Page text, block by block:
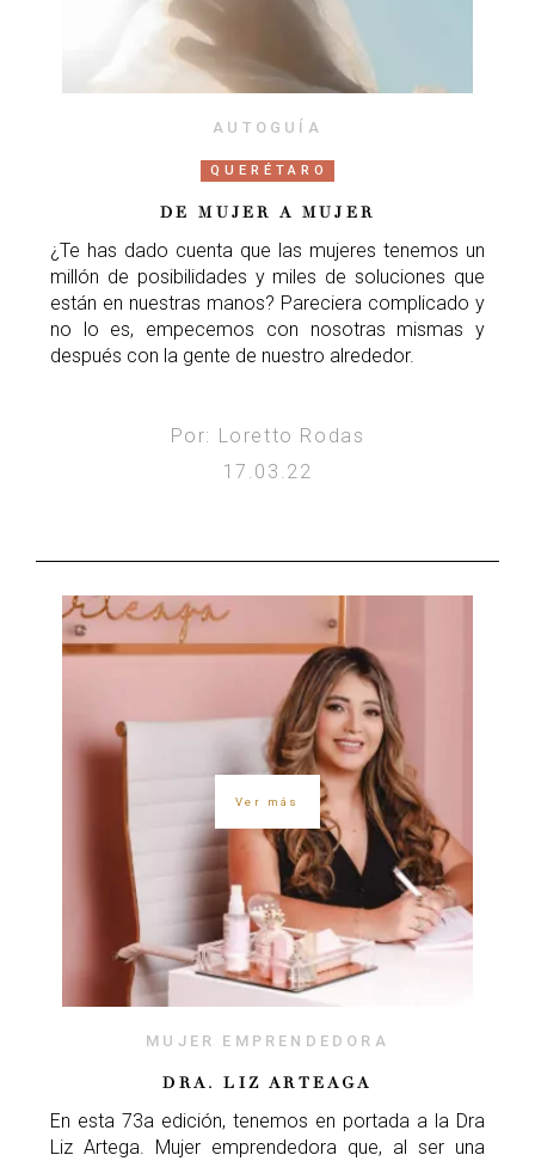
AUTOGUÍA
QUERÉTARO
DE MUJER A MUJER
¿Te has dado cuenta que las mujeres tenemos un
millón de posibilidades y miles de soluciones que
están en nuestras manos? Pareciera complicado y
no lo es, empecemos con nosotras mismas y
después con la gente de nuestro alrededor.
Por: Loretto Rodas
17.03.22
Ver más
MUJER EMPRENDEDORA
DRA. LIZ ARTEAGA
En esta 73a edición, tenemos en portada a la Dra
Liz Artega. Mujer emprendedora que, al ser una